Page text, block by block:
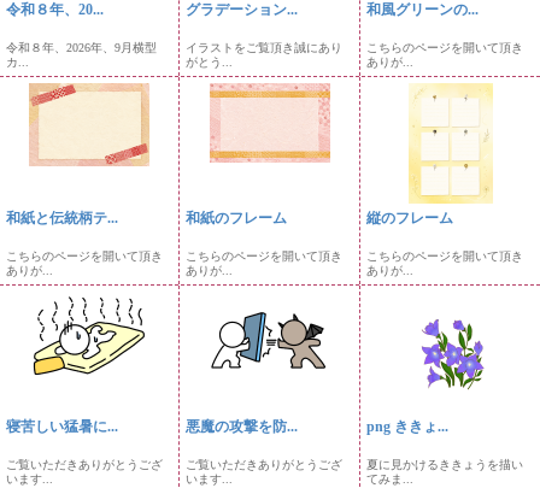
令和８年、20...
令和８年、2026年、9月横型
カ...
グラデーション...
イラストをご覧頂き誠にあり
がとう...
和風グリーンの...
こちらのページを開いて頂き
ありが...
和紙と伝統柄テ...
こちらのページを開いて頂き
ありが...
和紙のフレーム
こちらのページを開いて頂き
ありが...
縦のフレーム
こちらのページを開いて頂き
ありが...
寝苦しい猛暑に...
ご覧いただきありがとうござ
います...
悪魔の攻撃を防...
ご覧いただきありがとうござ
います...
png ききょ...
夏に見かけるききょうを描い
てみま...